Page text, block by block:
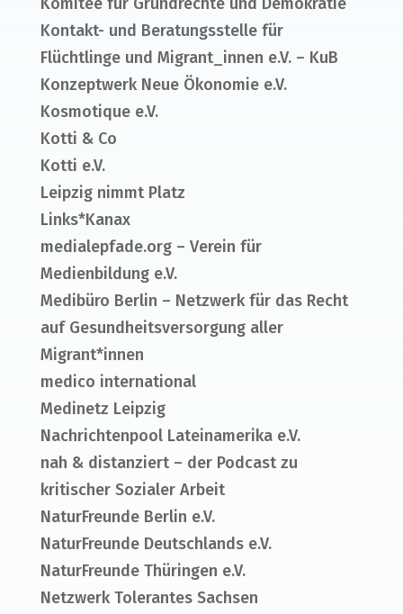
Kontakt- und Beratungsstelle für
Flüchtlinge und Migrant_innen e.V. – KuB
Konzeptwerk Neue Ökonomie e.V.
Kosmotique e.V.
Kotti & Co
Kotti e.V.
Leipzig nimmt Platz
Links*Kanax
medialepfade.org – Verein für
Medienbildung e.V.
Medibüro Berlin – Netzwerk für das Recht
auf Gesundheitsversorgung aller
Migrant*innen
medico international
Medinetz Leipzig
Nachrichtenpool Lateinamerika e.V.
nah & distanziert – der Podcast zu
kritischer Sozialer Arbeit
NaturFreunde Berlin e.V.
NaturFreunde Deutschlands e.V.
NaturFreunde Thüringen e.V.
Netzwerk Tolerantes Sachsen